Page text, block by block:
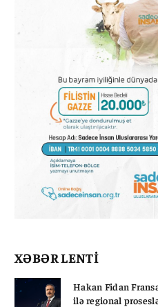
XƏBƏR LENTİ
Hakan Fidan
ilə regional